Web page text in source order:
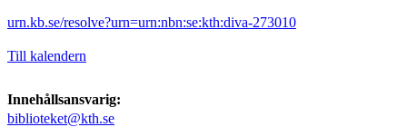
urn.kb.se/resolve?urn=urn:nbn:se:kth:diva-273010
Till kalendern
Innehållsansvarig:
biblioteket@kth.se